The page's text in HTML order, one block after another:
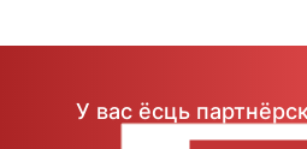
У вас ёсць